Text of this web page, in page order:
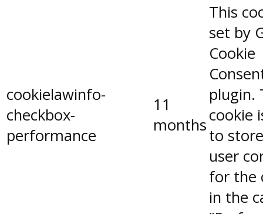
cookielawinfo-
checkbox-
performance
11
months
This
set by
Cookie
plugin.
cookie
to
user
for the
in the